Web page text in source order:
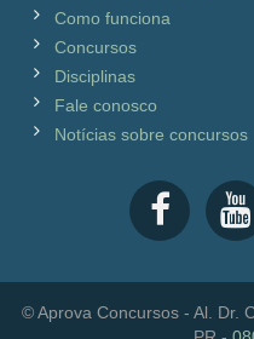
Como funciona
Concursos
Disciplinas
Fale conosco
Notícias sobre concursos
© Aprova Concursos - Al. Dr.